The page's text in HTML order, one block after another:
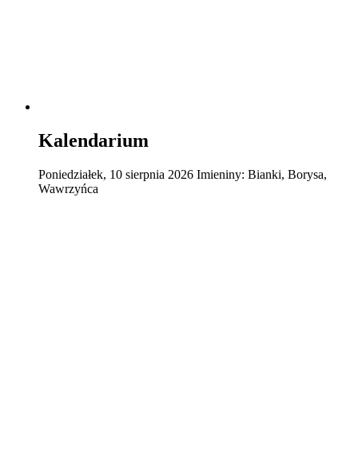
Kalendarium
Poniedziałek, 10 sierpnia 2026 Imieniny: Bianki, Borysa,
Wawrzyńca